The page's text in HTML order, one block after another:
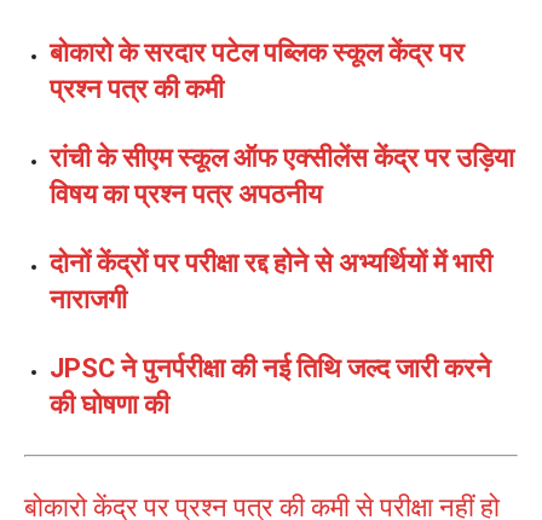
बोकारो के सरदार पटेल पब्लिक स्कूल केंद्र पर
प्रश्न पत्र की कमी
रांची के सीएम स्कूल ऑफ एक्सीलेंस केंद्र पर उड़िया
विषय का प्रश्न पत्र अपठनीय
दोनों केंद्रों पर परीक्षा रद्द होने से अभ्यर्थियों में भारी
नाराजगी
JPSC ने पुनर्परीक्षा की नई तिथि जल्द जारी करने
की घोषणा की
बोकारो केंद्र पर प्रश्न पत्र की कमी से परीक्षा नहीं हो